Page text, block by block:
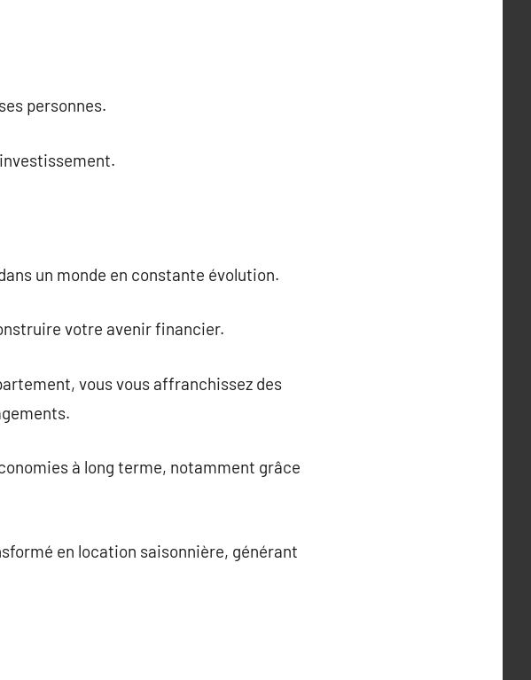
personnes.
un monde en constante évolution.
votre avenir financier.
vous vous affranchissez des
à long terme, notamment grâce
en location saisonnière, générant